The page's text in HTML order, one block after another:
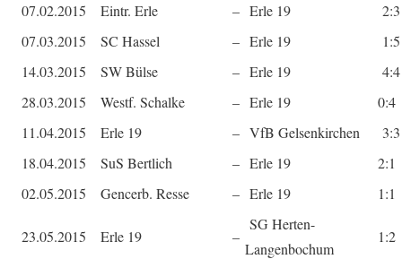
07.02.2015
Eintr. Erle – Erle 19
07.03.2015
SC Hassel – Erle 19
14.03.2015
SW Bülse – Erle 19
28.03.2015
Westf. Schalke – Erle 19
0:4
11.04.2015
Erle 19 – VfB Gelsenkirchen
18.04.2015
SuS Bertlich – Erle 19
2:1
02.05.2015
Gencerb. Resse – Erle 19 1:1
23.05.2015 Erle 19 –
SG Herten-
Langenbochum
1:2